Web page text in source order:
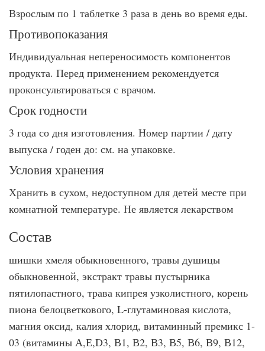
Взрослым по 1 таблетке 3 раза в день во время еды.
Противопоказания
Индивидуальная непереносимость компонентов
продукта. Перед применением рекомендуется
проконсультироваться с врачом.
Срок годности
3 года со дня изготовления. Номер партии / дату
выпуска / годен до: см. на упаковке.
Условия хранения
Хранить в сухом, недоступном для детей месте при
комнатной температуре. Не является лекарством
Состав
шишки хмеля обыкновенного, травы душицы
обыкновенной, экстракт травы пустырника
пятилопастного, трава кипрея узколистного, корень
пиона белоцветкового, L-глутаминовая кислота,
магния оксид, калия хлорид, витаминный премикс 1-
03 (витамины А,Е,D3, В1, В2, В3, В5, В6, В9, В12,